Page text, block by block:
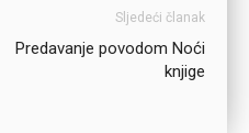
Sljedeći članak
Predavanje povodom Noći
knjige